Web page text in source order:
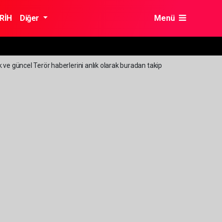
Diğer Menü
güncel Terör haberlerini anlık olarak buradan takip